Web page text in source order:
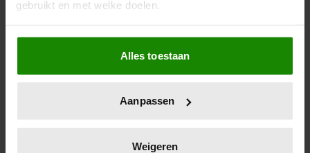
gebruikt en met welke doelen.
Als u het toestaat, willen we ook graag:
Informatie verzamelen over uw geografische
locatie, die tot een paar meter nauwkeurig kan zijn
scannen op specifieke eigenschappen (fingerprinting)
verwerkt en stel uw voorkeuren in het
Alles toestaan
Aanpassen
Weigeren